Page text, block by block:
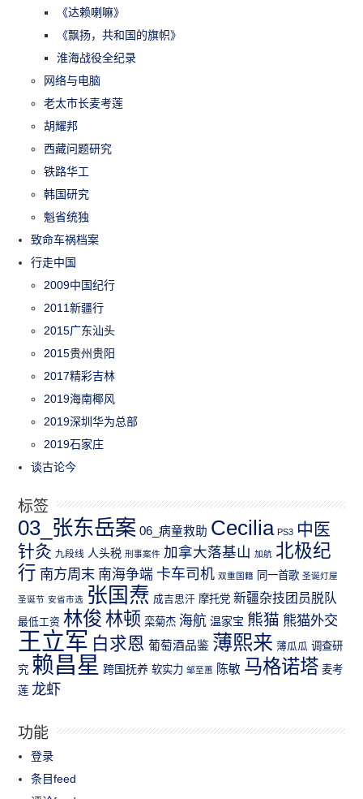
《达赖喇嘛》
《飘扬，共和国的旗帜》
淮海战役全纪录
网络与电脑
老太市长麦考莲
胡耀邦
西藏问题研究
铁路华工
韩国研究
魁省统独
致命车祸档案
行走中国
2009中国纪行
2011新疆行
2015广东汕头
2015贵州贵阳
2017精彩吉林
2019海南椰风
2019深圳华为总部
2019石家庄
谈古论今
标签
03_张东岳案 06_病童救助 Cecilia PS3 中医
针灸 九段线 人头税 刑事案件 加拿大落基山 加航 北极纪
行 南方周末 南海争端 卡车司机 双重国籍 同一首歌 圣诞灯屋
圣诞节 安省市选 张国焘 成吉思汗 摩托党 新疆杂技团员脱队
最低工资 林俊 林顿 栾菊杰 海航 温家宝 熊猫 熊猫外交
王立军 白求恩 葡萄酒品鉴 薄熙来 薄瓜瓜 调查研
究 赖昌星 跨国抚养 软实力 邹至蕙 陈敏 马格诺塔 麦考
莲 龙虾
功能
登录
条目feed